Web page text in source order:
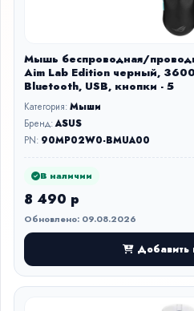
Мышь беспроводная/
Aim Lab Edition черный,
Bluetooth, USB, кнопки - 5
Категория:Мыши
Бренд:ASUS
PN: 90MP02W0-BMUA00
В наличии
8 490 р
Обновлено: 09.08.2026
Добавить